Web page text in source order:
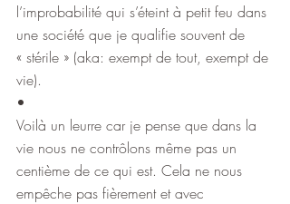
l’improbabilité qui s’éteint à petit feu dans
une société que je qualifie souvent de
« stérile » (aka: exempt de tout, exempt de
vie).
•
Voilà un leurre car je pense que dans la
vie nous ne contrôlons même pas un
centième de ce qui est. Cela ne nous
empêche pas fièrement et avec